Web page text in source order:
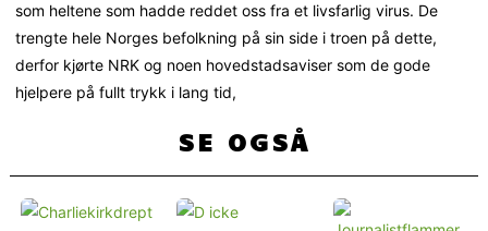
som heltene som hadde reddet oss fra et livsfarlig virus. De
trengte hele Norges befolkning på sin side i troen på dette,
derfor kjørte NRK og noen hovedstadsaviser som de gode
hjelpere på fullt trykk i lang tid,
SE OGSÅ